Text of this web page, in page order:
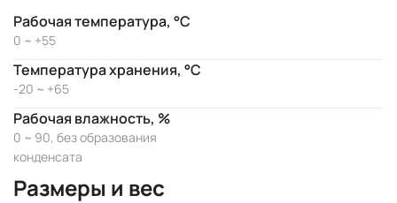
Рабочая температура, °C
0 ~ +55
Температура хранения, °C
-20 ~ +65
Рабочая влажность, %
0 ~ 90, без образования
конденсата
Размеры и вес